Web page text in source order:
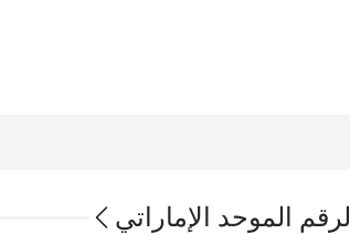
الرقم الموحد الإماراتي